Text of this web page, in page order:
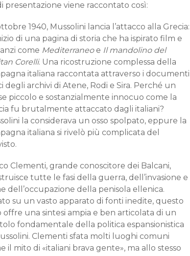
presentazione viene raccontato così:
1940, Mussolini lancia l’attacco alla Grecia:
di una pagina di storia che ha ispirato film e
come Mediterraneoe Il mandolino del
Corelli. Una ricostruzione complessa della
italiana raccontata attraverso i documenti
degli archivi di Atene, Rodi e Sira. Perché un
piccolo e sostanzialmente innocuo come la
fu brutalmente attaccato dagli italiani?
la considerava un osso spolpato, eppure la
italiana si rivelò più complicata del
Clementi, grande conoscitore dei Balcani,
tutte le fasi della guerra, dell’invasione e
dell’occupazione della penisola ellenica.
su un vasto apparato di fonti inedite, questo
offre una sintesi ampia e ben articolata di un
fondamentale della politica espansionistica
Clementi sfata molti luoghi comuni
il mito di «italiani brava gente», ma allo stesso